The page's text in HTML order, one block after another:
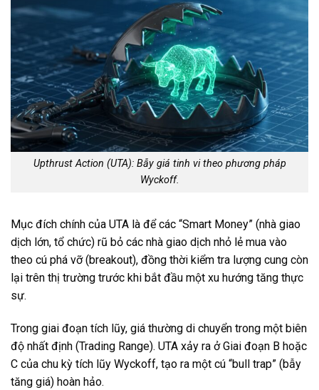
Upthrust Action (UTA): Bẫy giá tinh vi theo phương pháp
Wyckoff.
Mục đích chính của UTA là để các “Smart Money” (nhà giao
dịch lớn, tổ chức) rũ bỏ các nhà giao dịch nhỏ lẻ mua vào
theo cú phá vỡ (breakout), đồng thời kiểm tra lượng cung còn
lại trên thị trường trước khi bắt đầu một xu hướng tăng thực
sự.
Trong giai đoạn tích lũy, giá thường di chuyển trong một biên
độ nhất định (Trading Range). UTA xảy ra ở Giai đoạn B hoặc
C của chu kỳ tích lũy Wyckoff, tạo ra một cú “bull trap” (bẫy
tăng giá) hoàn hảo.